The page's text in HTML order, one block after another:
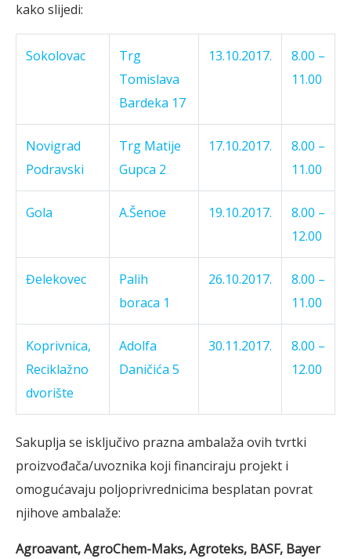
kako slijedi:
Sokolovac
Trg
Tomislava
Bardeka 17
13.10.2017.
8.00 –
11.00
Novigrad
Podravski
Trg Matije
Gupca 2
17.10.2017.
8.00 –
11.00
Gola A.Šenoe 19.10.2017.
8.00 –
12.00
Đelekovec
Palih
boraca 1
26.10.2017.
8.00 –
11.00
Koprivnica,
Reciklažno
dvorište
Adolfa
Daničića 5
30.11.2017.
8.00 –
12.00
Sakuplja se isključivo prazna ambalaža ovih tvrtki
proizvođača/uvoznika koji financiraju projekt i
omogućavaju poljoprivrednicima besplatan povrat
njihove ambalaže:
Agroavant, AgroChem-Maks, Agroteks, BASF, Bayer